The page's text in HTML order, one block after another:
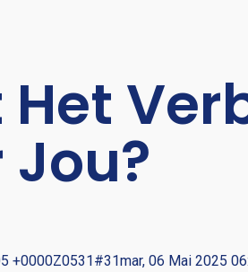
+0000Z0531#31mar, 06 Mai 2025